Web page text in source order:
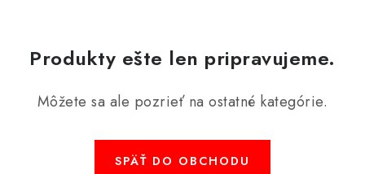
NÁRAMKY NA HODINKY
Produkty ešte len pripravujeme.
Môžete sa ale pozrieť na ostatné kategórie.
SPÄŤ DO OBCHODU